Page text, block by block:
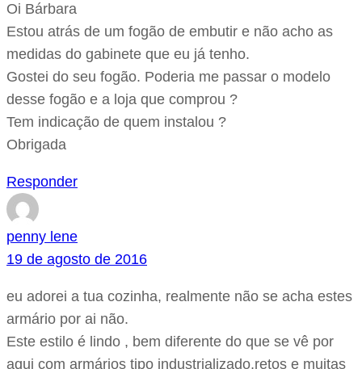
Oi Bárbara
Estou atrás de um fogão de embutir e não acho as
medidas do gabinete que eu já tenho.
Gostei do seu fogão. Poderia me passar o modelo
desse fogão e a loja que comprou ?
Tem indicação de quem instalou ?
Obrigada
Responder
penny lene
19 de agosto de 2016
eu adorei a tua cozinha, realmente não se acha estes
armário por ai não.
Este estilo é lindo , bem diferente do que se vê por
aqui com armários tipo industrializado,retos e muitas